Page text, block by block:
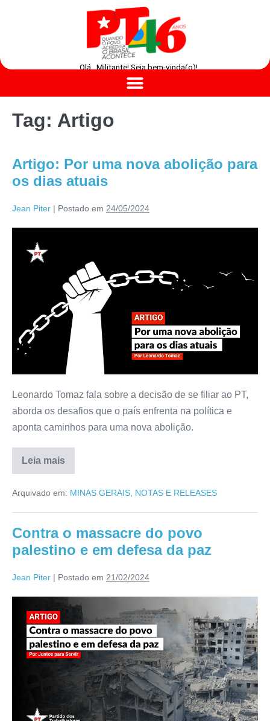
Olá , Militante! Seja bem-vinda(o)!
Tag: Artigo
Artigo: Por uma nova abolição para
os dias atuais
Jean Piter | Postado em 24/05/2024
Leonardo Tomaz fala sobre a decisão de se filiar ao PT,
aborda os desafios que o país enfrenta na política e
aponta caminhos para uma nova abolição.
Leia mais
Arquivado em: MINAS GERAIS NOTAS E RELEASES
Contra o massacre do povo
palestino e em defesa da paz
Jean Piter | Postado em 21/02/2024